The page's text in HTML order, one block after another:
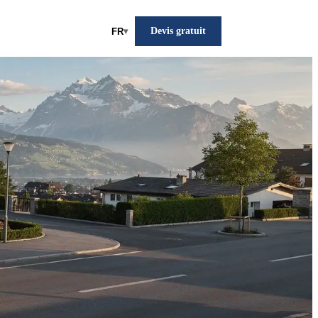
FR▾ Devis gratuit